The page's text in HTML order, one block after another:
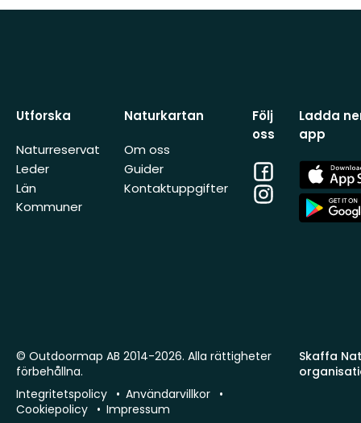
Utforska
Naturreservat
Leder
Län
Kommuner
Naturkartan
Om oss
Guider
Kontaktuppgifter
Följ
oss
Facebook
Instagram
Ladda
app
App
Store
App
Store
Skaffa
© Outdoormap AB 2014-2026. Alla rättigheter
förbehållna.
Integritetspolicy
Användarvillkor
Cookiepolicy
Impressum